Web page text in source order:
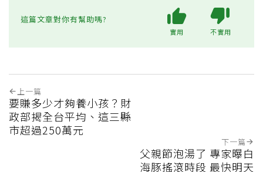
這篇文章對你有幫助嗎?
實用 不實用
上一篇
要賺多少才夠養小孩？財
政部揭全台平均、這三縣
市超過250萬元
下一篇
父親節泡湯了 專家曝白
海豚搖滾時段 最快明天